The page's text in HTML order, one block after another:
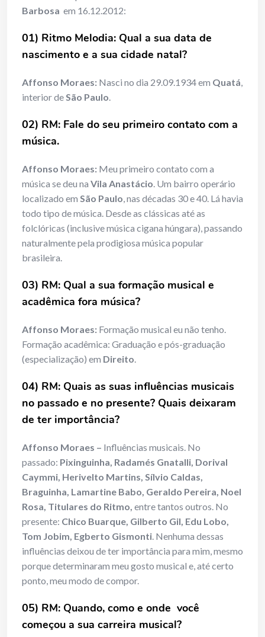
Barbosa em 16.12.2012:
01) Ritmo Melodia: Qual a sua data de
nascimento e a sua cidade natal?
Affonso Moraes: Nasci no dia 29.09.1934 em Quatá,
interior deSão Paulo.
02) RM: Fale do seu primeiro contato com a
música.
Affonso Moraes: Meu primeiro contato com a
música se deu na Vila Anastácio. Um bairro operário
localizado em São Paulo, nas décadas 30 e 40. Lá havia
todo tipo de música. Desde as clássicas até as
folclóricas (inclusive música cigana húngara), passando
naturalmente pela prodigiosa música popular
brasileira.
03) RM: Qual a sua formação musical e
acadêmica fora música?
Affonso Moraes: Formação musical eu não tenho.
Formação acadêmica: Graduação e pós-graduação
(especialização) em Direito.
04) RM: Quais as suas influências musicais
no passado e no presente? Quais deixaram
de ter importância?
Affonso Moraes – Influências musicais. No
passado: Pixinguinha, Radamés Gnatalli, Dorival
Caymmi, Herivelto Martins, Sílvio Caldas,
Braguinha, Lamartine Babo, Geraldo Pereira, Noel
Rosa, Titulares do Ritmo, entre tantos outros. No
presente: Chico Buarque, Gilberto Gil, Edu Lobo,
Tom Jobim, Egberto Gismonti. Nenhuma dessas
influências deixou de ter importância para mim, mesmo
porque determinaram meu gosto musical e, até certo
ponto, meu modo de compor.
05) RM: Quando, como e onde você
começou a sua carreira musical?